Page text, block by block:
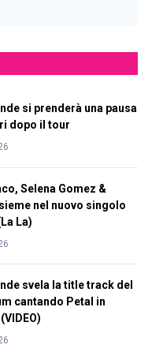
si prenderà una pausa
dopo il tour
Selena Gomez &
nel nuovo singolo
La)
svela la title track del
cantando Petal in